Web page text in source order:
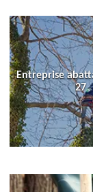
Entreprise
27